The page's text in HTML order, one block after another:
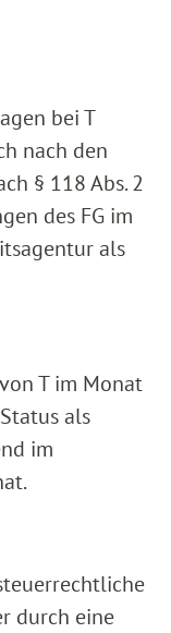
bei T
nach den
§ 118 Abs. 2
des FG im
als
T im Monat
als
im
durch eine